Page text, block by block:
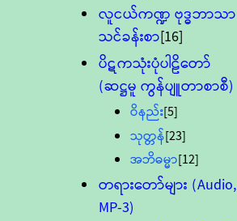
လူငယ်ကဏ္ဍ ဗုဒ္ဓဘာသာ
သင်ခန်းစာ[16]
ပိဋကသုံးပုံပါဠိတော်
(ဆဋ္ဌမူ ကွန်ပျူတာစာစီ)
ဝိနည်း[5]
သုတ္တန်[23]
အဘိဓမ္မာ[12]
တရားတော်များ (Audio,
MP-3)